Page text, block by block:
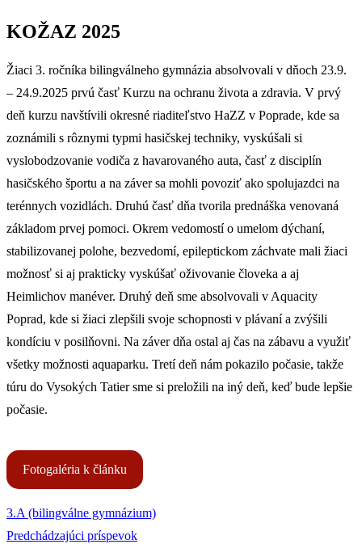
KOŽAZ 2025
Žiaci 3. ročníka bilingválneho gymnázia absolvovali v dňoch 23.9.
– 24.9.2025 prvú časť Kurzu na ochranu života a zdravia. V prvý
deň kurzu navštívili okresné riaditeľstvo HaZZ v Poprade, kde sa
zoznámili s rôznymi typmi hasičskej techniky, vyskúšali si
vyslobodzovanie vodiča z havarovaného auta, časť z disciplín
hasičského športu a na záver sa mohli povoziť ako spolujazdci na
terénnych vozidlách. Druhú časť dňa tvorila prednáška venovaná
základom prvej pomoci. Okrem vedomostí o umelom dýchaní,
stabilizovanej polohe, bezvedomí, epileptickom záchvate mali žiaci
možnosť si aj prakticky vyskúšať oživovanie človeka a aj
Heimlichov manéver. Druhý deň sme absolvovali v Aquacity
Poprad, kde si žiaci zlepšili svoje schopnosti v plávaní a zvýšili
kondíciu v posilňovni. Na záver dňa ostal aj čas na zábavu a využiť
všetky možnosti aquaparku. Tretí deň nám pokazilo počasie, takže
túru do Vysokých Tatier sme si preložili na iný deň, keď bude lepšie
počasie.
Fotogaléria k článku
3.A (bilingválne gymnázium)
Predchádzajúci príspevok